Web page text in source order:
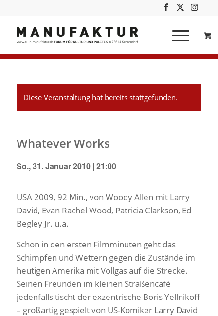
Diese Veranstaltung hat bereits stattgefunden.
Whatever Works
So., 31. Januar 2010 | 21:00
USA 2009, 92 Min., von Woody Allen mit Larry
David, Evan Rachel Wood, Patricia Clarkson, Ed
Begley Jr. u.a.
Schon in den ersten Filmminuten geht das
Schimpfen und Wettern gegen die Zustände im
heutigen Amerika mit Vollgas auf die Strecke.
Seinen Freunden im kleinen Straßencafé
jedenfalls tischt der exzentrische Boris Yellnikoff
– großartig gespielt von US-Komiker Larry David